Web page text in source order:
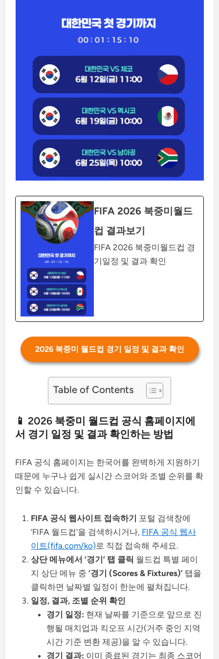
FIFA 2026 북중미월드
컵 결과보기
FIFA 2026 북중미월드컵 경
기일정 및 결과 확인
2026 북중미 월드컵 경기 일정 및 결과 확인
Table of Contents
📱 2026 북중미 월드컵 공식 홈페이지에
서 경기 일정 및 결과 확인하는 방법
FIFA 공식 홈페이지는 한국어를 완벽하게 지원하기
때문에 누구나 쉽게 실시간 스코어와 조별 순위를 확
인할 수 있습니다.
FIFA 공식 웹사이트 접속하기 포털 검색창에
‘FIFA 월드컵’을 검색하시거나, FIFA 공식 웹사
이트(fifa.com/ko)로 직접 접속해 주세요.
상단 메뉴에서 ‘경기’ 탭 클릭 월드컵 특별 페이
지 상단 메뉴 중‘경기 (Scores & Fixtures)’ 탭을
클릭하면 날짜별 일정이 한눈에 펼쳐집니다.
일정, 결과, 조별 순위 확인
경기 일정: 현재 날짜를 기준으로 앞으로 진
행될 매치업과 킥오프 시간(거주 중인 지역
시간 기준 변환 제공)을 알 수 있습니다.
경기 결과: 이미 종료된 경기는 최종 스코어